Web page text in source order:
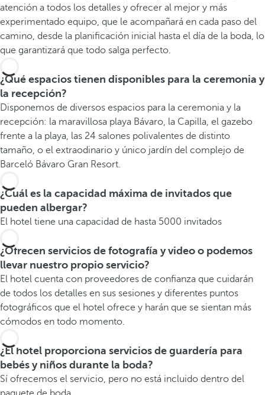
atención a todos los detalles y ofrecer al mejor y más
experimentado equipo, que le acompañará en cada paso del
camino, desde la planificación inicial hasta el día de la boda, lo
que garantizará que todo salga perfecto.
¿Qué espacios tienen disponibles para la ceremonia y
la recepción?
Disponemos de diversos espacios para la ceremonia y la
recepción: la maravillosa playa Bávaro, la Capilla, el gazebo
frente a la playa, las 24 salones polivalentes de distinto
tamaño, o el extraodinario y único jardín del complejo de
Barceló Bávaro Gran Resort.
¿Cuál es la capacidad máxima de invitados que
pueden albergar?
El hotel tiene una capacidad de hasta 5000 invitados
¿Ofrecen servicios de fotografía y video o podemos
llevar nuestro propio servicio?
El hotel cuenta con proveedores de confianza que cuidarán
de todos los detalles en sus sesiones y diferentes puntos
fotográficos que el hotel ofrece y harán que se sientan más
cómodos en todo momento.
¿El hotel proporciona servicios de guardería para
bebés y niños durante la boda?
Sí ofrecemos el servicio, pero no está incluido dentro del